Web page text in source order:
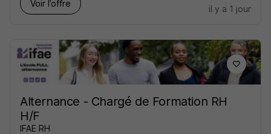
Voir l’offre
il y a 1 jour
Alternance - Chargé de Formation RH
H/F
IFAE RH